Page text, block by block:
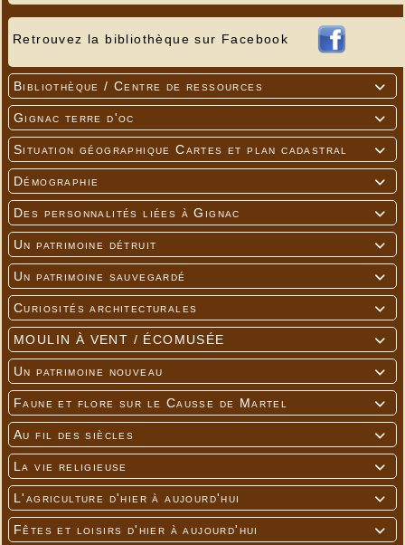
Retrouvez la bibliothèque sur Facebook

Bibliothèque / Centre de ressources

Gignac terre d'oc

Situation géographique Cartes et plan cadastral

Démographie

Des personnalités liées à Gignac

Un patrimoine détruit

Un patrimoine sauvegardé

Curiosités architecturales

MOULIN À VENT / ÉCOMUSÉE

Un patrimoine nouveau

Faune et flore sur le Causse de Martel

Au fil des siècles

La vie religieuse

L'agriculture d'hier à aujourd'hui

Fêtes et loisirs d'hier à aujourd'hui